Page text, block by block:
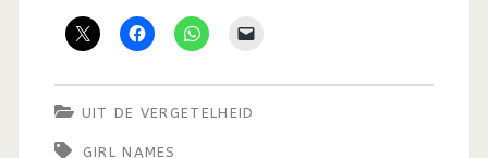
UIT DE VERGETELHEID
GIRL NAMES